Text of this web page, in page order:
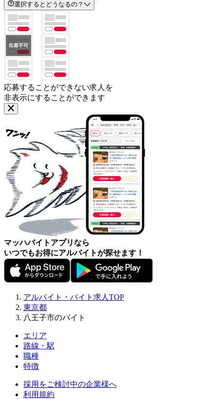
選択するとどうなるの？
応募することができない求人を
非表示にすることができます
マッハバイトアプリなら
いつでもお得にアルバイトが探せます！
アルバイト・バイト求人TOP
東京都
八王子市のバイト
エリア
路線・駅
職種
特徴
採用をご検討中の企業様へ
利用規約